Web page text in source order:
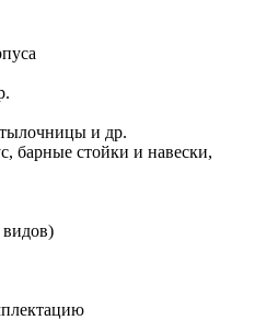
и др.
барные стойки и навески,
видов)